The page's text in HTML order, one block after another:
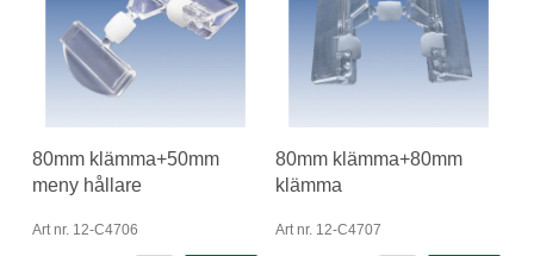
80mm klämma+50mm
meny hållare
Art nr. 12-C4706
80mm klämma+80mm
klämma
Art nr. 12-C4707